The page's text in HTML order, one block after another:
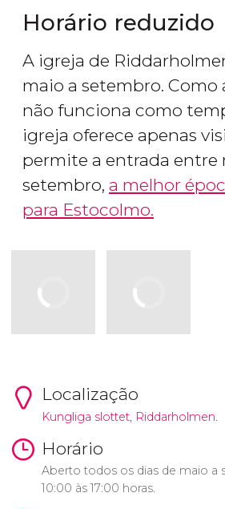
Horário reduzido
A igreja de
maio a setembro.
não funciona como
igreja oferece apenas
permite a entrada entre
setembro, a melhor
para Estocolmo.
Localização
Kungliga slottet, Riddarholmen.
Horário
Aberto todos os dias de maio a
10:00 às 17:00 horas.